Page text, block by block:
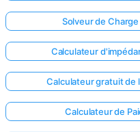
Solveur de
Calculateur
Calculateur gratuit de
Calculateur de